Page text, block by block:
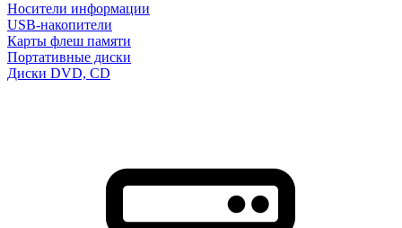
Носители информации
USB-накопители
Карты флеш памяти
Портативные диски
Диски DVD, CD